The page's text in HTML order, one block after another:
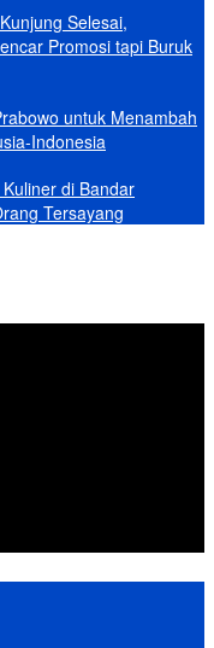
Selesai,
Promosi tapi Buruk
untuk Menambah
Indonesia
di Bandar
Tersayang